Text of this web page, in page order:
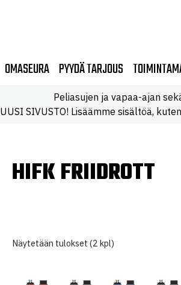
OMASEURA PYYDÄ TARJOUS
Peliasujen ja vapaa-ajan
UUSI SIVUSTO! Lisäämme sisältöä,
HIFK FRIIDROTT
Näytetään tulokset (2 kpl)